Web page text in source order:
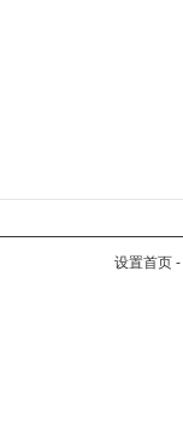
设置首页 -